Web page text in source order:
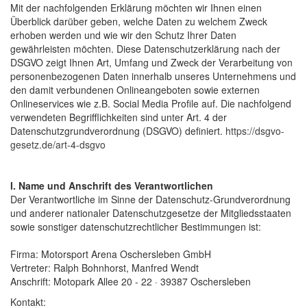
Mit der nachfolgenden Erklärung möchten wir Ihnen einen
Überblick darüber geben, welche Daten zu welchem Zweck
erhoben werden und wie wir den Schutz Ihrer Daten
gewährleisten möchten. Diese Datenschutzerklärung nach der
DSGVO zeigt Ihnen Art, Umfang und Zweck der Verarbeitung von
personenbezogenen Daten innerhalb unseres Unternehmens und
den damit verbundenen Onlineangeboten sowie externen
Onlineservices wie z.B. Social Media Profile auf. Die nachfolgend
verwendeten Begrifflichkeiten sind unter Art. 4 der
Datenschutzgrundverordnung (DSGVO) definiert. https://dsgvo-
gesetz.de/art-4-dsgvo
I. Name und Anschrift des Verantwortlichen
Der Verantwortliche im Sinne der Datenschutz-Grundverordnung
und anderer nationaler Datenschutzgesetze der Mitgliedsstaaten
sowie sonstiger datenschutzrechtlicher Bestimmungen ist:
Firma: Motorsport Arena Oschersleben GmbH
Vertreter: Ralph Bohnhorst, Manfred Wendt
Anschrift: Motopark Allee 20 - 22 · 39387 Oschersleben
Kontakt: